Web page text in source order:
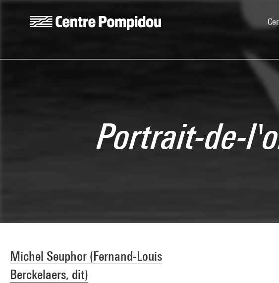
Portrait-de-
Michel Seuphor (Fernand-Louis
Berckelaers, dit)